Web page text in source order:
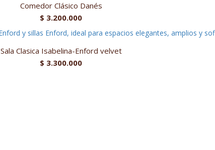
Comedor Clásico Danés
$ 3.200.000
Sala Clasica Isabelina-Enford velvet
$ 3.300.000